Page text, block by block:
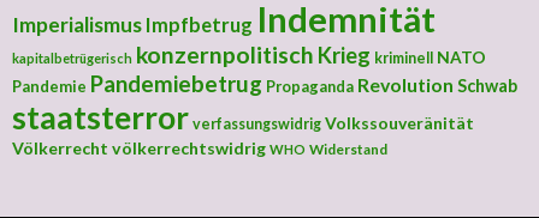
Imperialismus Impfbetrug Indemnität
kapitalbetrügerisch konzernpolitisch Krieg kriminell
NATO
Pandemie Pandemiebetrug Propaganda Revolution Schwab
staatsterror verfassungswidrig Volkssouveränität
Völkerrecht völkerrechtswidrig WHO Widerstand